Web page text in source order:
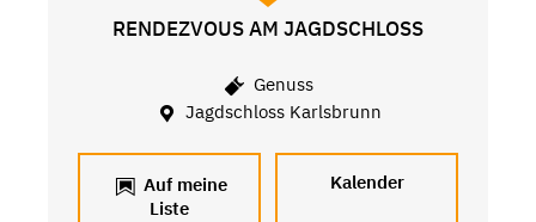
RENDEZVOUS AM JAGDSCHLOSS
Genuss
Jagdschloss Karlsbrunn
Auf meine
Liste
Kalender